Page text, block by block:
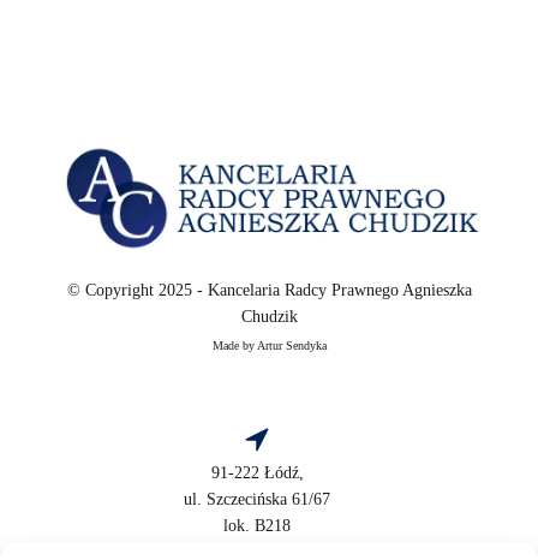
© Copyright 2025 - Kancelaria Radcy Prawnego Agnieszka
Chudzik
Made by Artur Sendyka
91-222 Łódź,
ul. Szczecińska 61/67
lok. B218